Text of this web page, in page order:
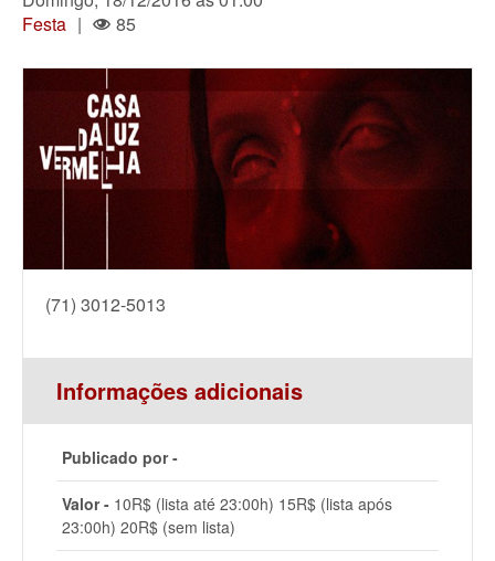
Festa | 85
(71) 3012-5013
Informações adicionais
Publicado por -
Valor - 10R$ (lista até 23:00h) 15R$ (lista após
23:00h) 20R$ (sem lista)